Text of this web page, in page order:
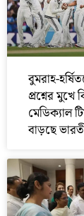
বুমরাহ-
প্রশ্নের মুখে
মেডিক্যাল
বাড়ছে